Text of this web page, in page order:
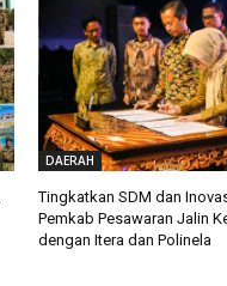
DAERAH
Tingkatkan SDM dan
Pemkab Pesawaran Jalin
dengan Itera dan Polinela